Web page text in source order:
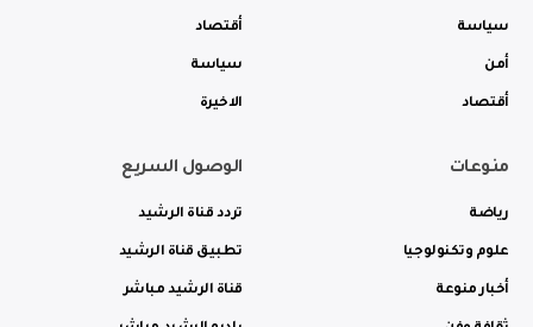
سياسة
أمن
أقتصاد
أقتصاد
سياسة
الاخيرة
منوعات
رياضة
علوم وتكنولوجيا
أخبار منوعة
الوصول السريع
تردد قناة الرشيد
تطبيق قناة الرشيد
قناة الرشيد مباشر